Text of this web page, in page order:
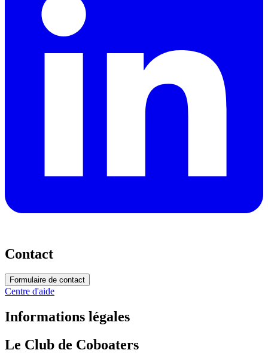
Contact
Formulaire de contact
Centre d'aide
Informations légales
Le Club de Coboaters